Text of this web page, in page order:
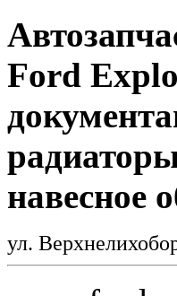
Ford
навесное
ул.